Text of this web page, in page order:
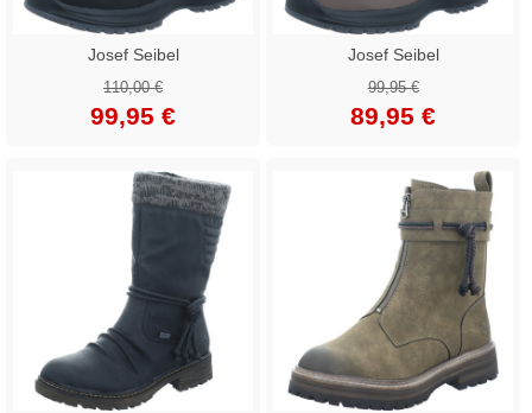
Josef Seibel
110,00 €
99,95 €
Josef Seibel
99,95 €
89,95 €